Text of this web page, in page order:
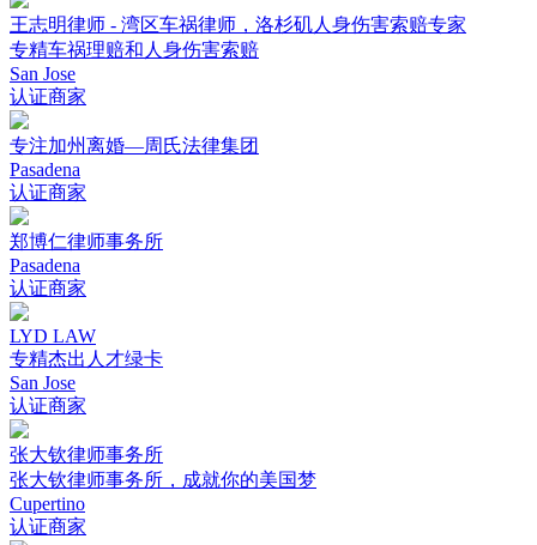
王志明律师 - 湾区车祸律师，洛杉矶人身伤害索赔专家
专精车祸理赔和人身伤害索赔
San Jose
认证商家
专注加州离婚—周氏法律集团
Pasadena
认证商家
郑博仁律师事务所
Pasadena
认证商家
LYD LAW
专精杰出人才绿卡
San Jose
认证商家
张大钦律师事务所
张大钦律师事务所，成就你的美国梦
Cupertino
认证商家